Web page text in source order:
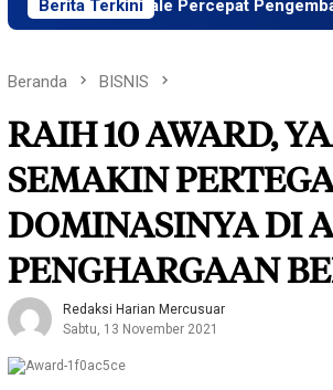
Berita Terkini
PT Vale Percepat Pengembangan
Beranda BISNIS
RAIH 10 AWARD,
SEMAKIN
DOMINASINYA DI
PENGHARGAAN
Redaksi Harian Mercusuar
Sabtu, 13 November 2021